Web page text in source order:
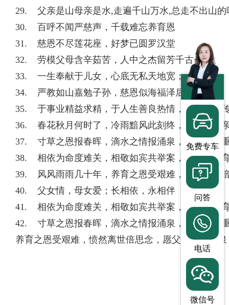
29. 父亲是山母亲是水,走遍千山万水,总走不出山的
30. 百呼不闻严慈声，千载难忘养育恩
31. 慈恩不尽莲花座，好梦已圆罗汉堂
32. 劳模父母含辛茹苦，人中之杰留芳千古
33. 一生奉献于儿女，心底无私天地宽；
34. 严教如山嘉勉子孙，慈恩似海福泽后代；
35. 于事业精益求精，于人生善良热情，于儿女言
36. 春花秋月何时了，冷雨黯风此刻终，悼念不忘
37. 寸草之恩报春晖，滴水之情报涌泉，父母之恩
38. 相依为命度难关，相敬如宾共举案，相得益彰
39. 风风雨雨几十年，养育之恩受艰难，愤然离世
40. 父女情，母女爱；长相依，永相伴
41. 相依为命度难关，相敬如宾共举案，相得益彰
42. 寸草之恩报春晖，滴水之情报涌泉，父母之恩
养育之恩受艰难，愤然离世倍思念，愿父长眠笑九泉
免费专车
问答
电话
微信号